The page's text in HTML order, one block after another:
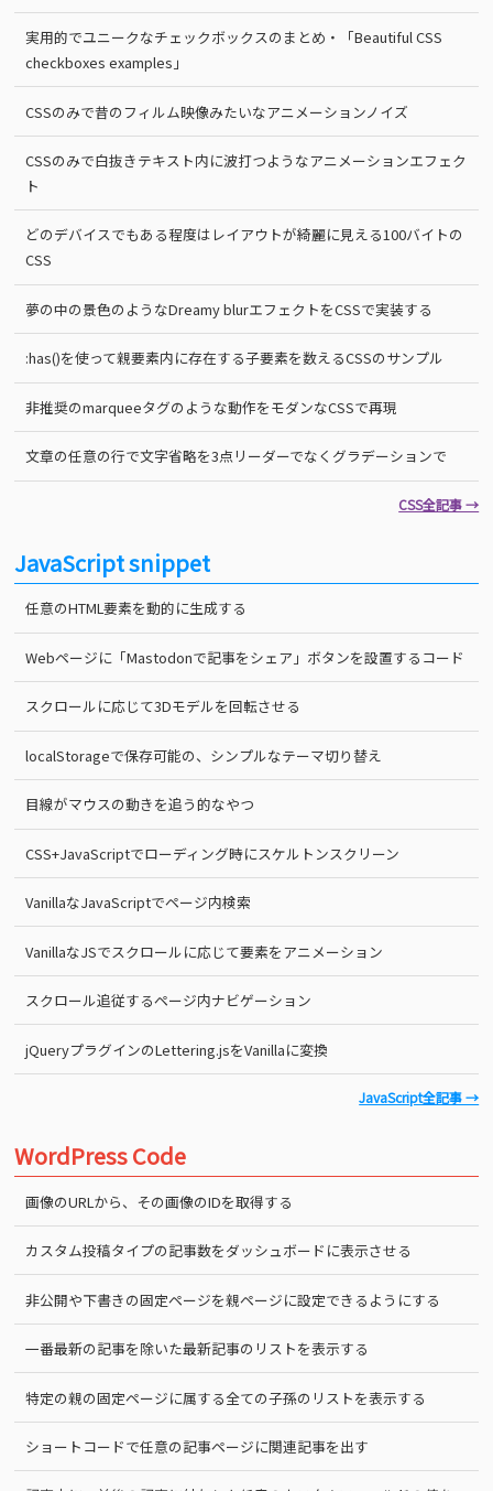
実用的でユニークなチェックボックスのまとめ・「Beautiful CSS
checkboxes examples」
CSSのみで昔のフィルム映像みたいなアニメーションノイズ
CSSのみで白抜きテキスト内に波打つようなアニメーションエフェク
ト
どのデバイスでもある程度はレイアウトが綺麗に見える100バイトの
CSS
夢の中の景色のようなDreamy blurエフェクトをCSSで実装する
:has()を使って親要素内に存在する子要素を数えるCSSのサンプル
非推奨のmarqueeタグのような動作をモダンなCSSで再現
文章の任意の行で文字省略を3点リーダーでなくグラデーションで
CSS全記事 →
JavaScript snippet
任意のHTML要素を動的に生成する
Webページに「Mastodonで記事をシェア」ボタンを設置するコード
スクロールに応じて3Dモデルを回転させる
localStorageで保存可能の、シンプルなテーマ切り替え
目線がマウスの動きを追う的なやつ
CSS+JavaScriptでローディング時にスケルトンスクリーン
VanillaなJavaScriptでページ内検索
VanillaなJSでスクロールに応じて要素をアニメーション
スクロール追従するページ内ナビゲーション
jQueryプラグインのLettering.jsをVanillaに変換
JavaScript全記事 →
WordPress Code
画像のURLから、その画像のIDを取得する
カスタム投稿タイプの記事数をダッシュボードに表示させる
非公開や下書きの固定ページを親ページに設定できるようにする
一番最新の記事を除いた最新記事のリストを表示する
特定の親の固定ページに属する全ての子孫のリストを表示する
ショートコードで任意の記事ページに関連記事を出す